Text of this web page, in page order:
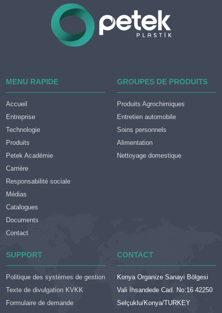
MENU RAPIDE
Accueil
Entreprise
Technologie
Produits
Petek Académie
Carrière
Responsabilité sociale
Médias
Catalogues
Documents
Contact
GROUPES DE PRODUITS
Produits Agrochimiques
Entretien automobile
Soins personnels
Alimentation
Nettoyage domestique
SUPPORT
Politique des systèmes de gestion
Texte de divulgation KVKK
Formulaire de demande
CONTACT
Konya Organize Sanayi Bölgesi
Vali İhsandede Cad. No:16 42250
Selçuklu/Konya/TURKEY